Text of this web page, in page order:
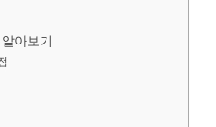
아보기